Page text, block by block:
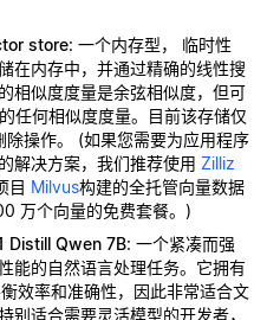
store: 一个内存型， 临时性
在内存中，并通过精确的线性搜
相似度度量是余弦相似度，但可
任何相似度度量。目前该存储仅
操作。 (如果您需要为应用程序
解决方案，我们推荐使用 Zilliz
目 Milvus构建的全托管向量数据
万个向量的免费套餐。)
Distill Qwen 7B: 一个紧凑而强
能的自然语言处理任务。它拥有
效率和准确性，因此非常适合文
别适合需要灵活模型的开发者，